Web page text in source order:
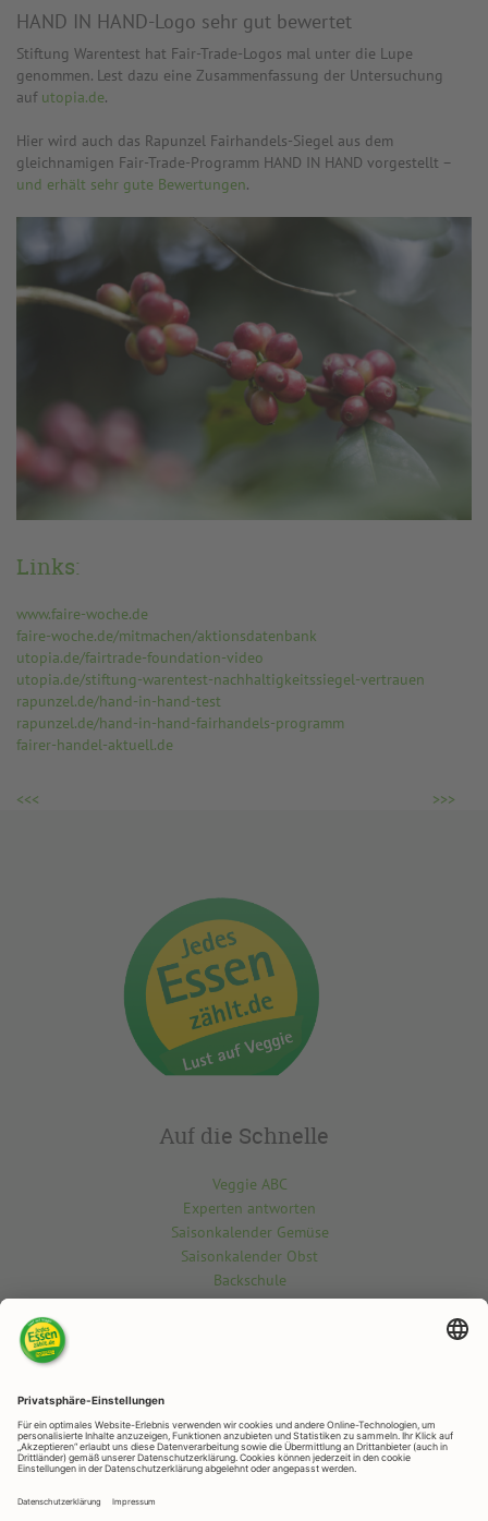
HAND IN HAND-Logo sehr gut bewertet
Stiftung Warentest hat Fair-Trade-Logos mal unter die Lupe
genommen. Lest dazu eine Zusammenfassung der Untersuchung
auf utopia.de.
Hier wird auch das Rapunzel Fairhandels-Siegel aus dem
gleichnamigen Fair-Trade-Programm HAND IN HAND vorgestellt –
und erhält sehr gute Bewertungen.
Links:
www.faire-woche.de
faire-woche.de/mitmachen/aktionsdatenbank
utopia.de/fairtrade-foundation-video
utopia.de/stiftung-warentest-nachhaltigkeitssiegel-vertrauen
rapunzel.de/hand-in-hand-test
rapunzel.de/hand-in-hand-fairhandels-programm
fairer-handel-aktuell.de
<<< >>>
Auf die Schnelle
Veggie ABC
Experten antworten
Saisonkalender Gemüse
Saisonkalender Obst
Backschule
beantworten wir deine Fragen.
Kontaktiere uns hier
Rapunzelstr. 1, 87764 Legau